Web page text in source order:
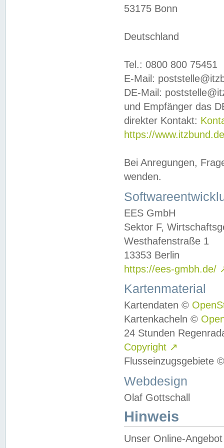
53175 Bonn
Deutschland
Tel.: 0800 800 75451
E-Mail:
DE-Mail:
und Empfänger das
direkter Kontakt:
https://
Bei Anregungen,
wenden.
EES GmbH
Sektor F,
Westhafenstraße 1
13353 Berlin
https://ees-gmbh.de/
Kartenmaterial
Kartendaten ©
Kartenkacheln ©
24 Stunden
Copyright ↗
Flusseinzugsgebiete
Webdesign
Olaf Gottschall
Hinweis
Unser Online-